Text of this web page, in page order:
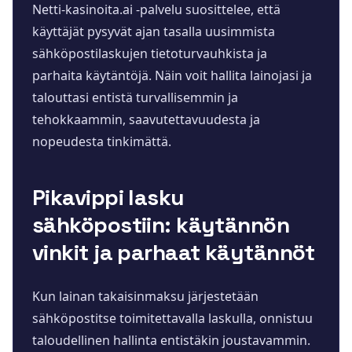
Netti-kasinoita.ai -palvelu suosittelee, että
käyttäjät pysyvät ajan tasalla uusimmista
sähköpostilaskujen tietoturvauhkista ja
parhaita käytäntöjä. Näin voit hallita lainojasi ja
talouttasi entistä turvallisemmin ja
tehokkaammin, saavutettavuudesta ja
nopeudesta tinkimättä.
Pikavippi lasku
sähköpostiin: käytännön
vinkit ja parhaat käytännöt
Kun lainan takaisinmaksu järjestetään
sähköpostitse toimitettavalla laskulla, onnistuu
taloudellinen hallinta entistäkin joustavammin.